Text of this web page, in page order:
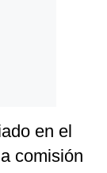
en el
comisión